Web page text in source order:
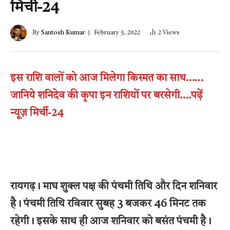
मिर्ची-24
By Santosh Kumar February 5, 2022 2 Views
इस राशि वालों को आज मिलेगा किस्मत का साथ……
जानिये शनिदेव की कृपा इन राशियों पर बरसेगी….पढ़ें
न्यूज़ मिर्ची-24
रायगढ़। माघ शुक्ल पक्ष की पंचमी तिथि और दिन शनिवार
है। पंचमी तिथि रविवार सुबह 3 बजकर 46 मिनट तक
रहेगी। इसके साथ ही आज शनिवार को बसंत पंचमी है।